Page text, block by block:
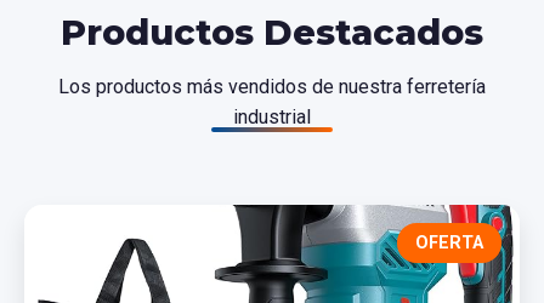
Productos Destacados
Los productos más vendidos de nuestra ferretería
industrial
OFERTA